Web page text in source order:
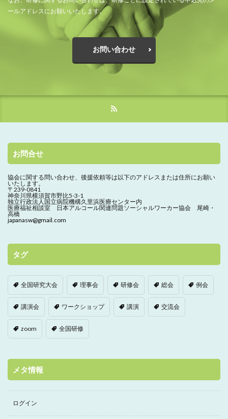
ールアドレスにお願いいたします。
お問い合わせ
お問合せ
協会に関する問い合わせ、 後援依頼等は以下のアドレスまたは住所にお願い
いたします。
〒239-0841
神奈川県横須賀市野比5-3-1
独立行政法人国立病院機構久里浜医療センター内
医療福祉相談室 日本アルコール関連問題ソーシャルワーカー協会 尾崎・
高橋
japanasw@gmail.com
タグ
全国研究大会 理事会 研修会 総会 例会
講演会 ワークショップ 講演 交流会
zoom 全国研修
メタ情報
ログイン